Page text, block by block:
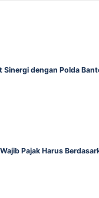
Sinergi dengan Polda
Pajak Harus